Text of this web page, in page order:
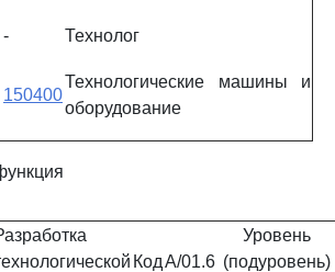
- Технолог
150400
Технологические машины и
оборудование
КодA/01.6
Уровень
(подуровень)